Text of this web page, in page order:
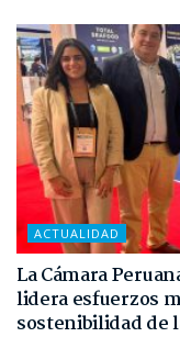
ACTUALIDAD
La Cámara
lidera esfuerzos
sostenibilidad de